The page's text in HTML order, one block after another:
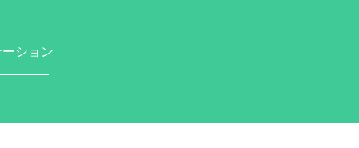
ション